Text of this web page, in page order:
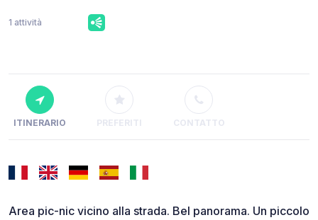
1 attività
ITINERARIO PREFERITI CONTATTO
Area pic-nic vicino alla strada. Bel panorama. Un piccolo